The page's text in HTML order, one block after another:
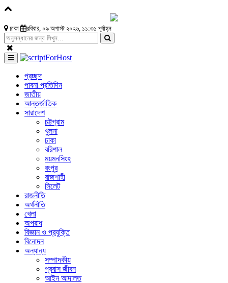
ঢাকা রবিবার, ০৯ অগাস্ট ২০২৬, ১১:৩১ পূর্বাহ্ন
প্রচ্ছদ
পাবনা প্রতিদিন
জাতীয়
আন্তর্জাতিক
সারাদেশ
চট্টগ্রাম
খুলনা
ঢাকা
বরিশাল
ময়মনসিংহ
রংপুর
রাজশাহী
সিলেট
রাজনীতি
অর্থনীতি
খেলা
অপরাধ
বিজ্ঞান ও প্রযুক্তি
বিনোদন
অন্যান্য
সম্পাদকীয়
প্রবাস জীবন
আইন আদালত